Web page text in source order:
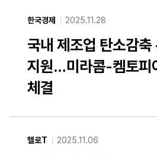
한국경제 2025.11.28
국내 제조업 탄소감축
지원…미라콤-켐토
체결
헬로T 2025.11.06